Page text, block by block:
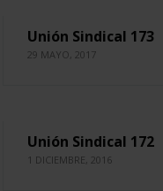
Unión Sindical 173
29 MAYO, 2017
Unión Sindical 172
1 DICIEMBRE, 2016